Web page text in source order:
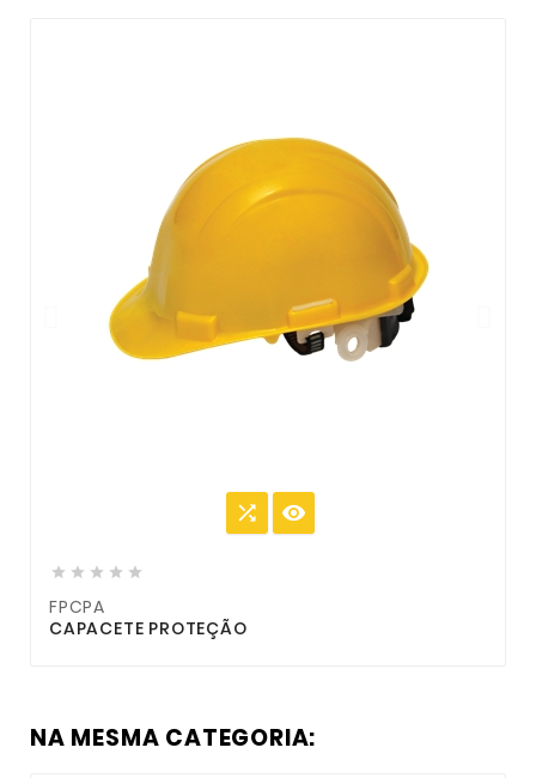
 
    
FPCPA
CAPACETE PROTEÇÃO
NA MESMA CATEGORIA: